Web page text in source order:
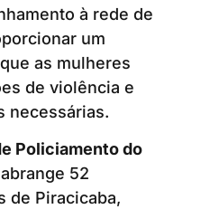
à rede de
um
as mulheres
de violência e
necessárias.
Policiamento do
52
de Piracicaba,